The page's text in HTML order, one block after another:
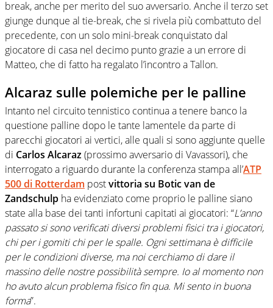
break, anche per merito del suo avversario. Anche il terzo set
giunge dunque al tie-break, che si rivela più combattuto del
precedente, con un solo mini-break conquistato dal
giocatore di casa nel decimo punto grazie a un errore di
Matteo, che di fatto ha regalato l’incontro a Tallon.
Alcaraz sulle polemiche per le palline
Intanto nel circuito tennistico continua a tenere banco la
questione palline dopo le tante lamentele da parte di
parecchi giocatori ai vertici, alle quali si sono aggiunte quelle
di Carlos Alcaraz(prossimo avversario di Vavassori), che
interrogato a riguardo durante la conferenza stampa all’ATP
500 di Rotterdam postvittoria su Botic van de
Zandschulp ha evidenziato come proprio le palline siano
state alla base dei tanti infortuni capitati ai giocatori: “L’anno
passato si sono verificati diversi problemi fisici tra i giocatori,
chi per i gomiti chi per le spalle. Ogni settimana è difficile
per le condizioni diverse, ma noi cerchiamo di dare il
massino delle nostre possibilità sempre. Io al momento non
ho avuto alcun problema fisico fin qua. Mi sento in buona
forma”.